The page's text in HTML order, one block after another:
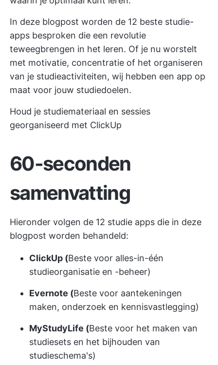
In deze blogpost worden de 12 beste studie-
apps besproken die een revolutie
teweegbrengen in het leren. Of je nu worstelt
met motivatie, concentratie of het organiseren
van je studieactiviteiten, wij hebben een app op
maat voor jouw studiedoelen.
Houd je studiemateriaal en sessies
georganiseerd met ClickUp
60-seconden
samenvatting
Hieronder volgen de 12 studie apps die in deze
blogpost worden behandeld:
ClickUp (Beste voor alles-in-één
studieorganisatie en -beheer)
Evernote (Beste voor aantekeningen
maken, onderzoek en kennisvastlegging)
MyStudyLife (Beste voor het maken van
studiesets en het bijhouden van
studieschema's)